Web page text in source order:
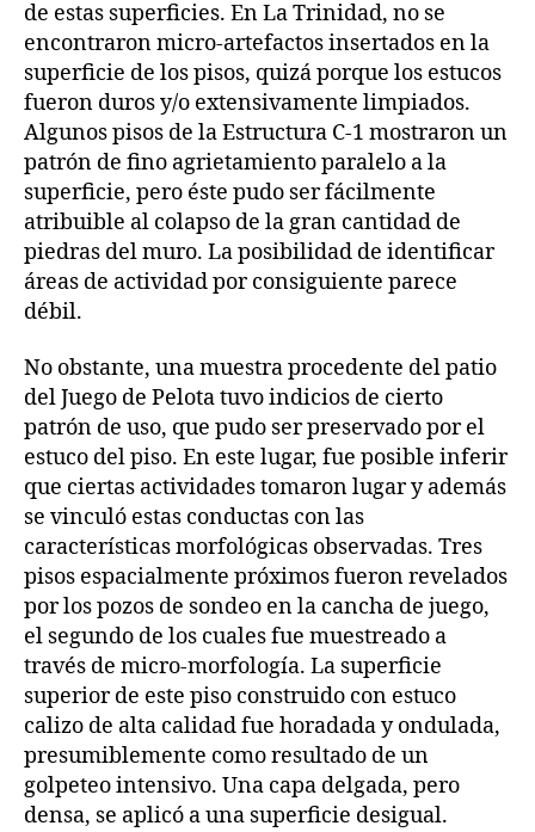
de estas superficies. En La Trinidad, no se
encontraron micro-artefactos insertados en la
superficie de los pisos, quizá porque los estucos
fueron duros y/o extensivamente limpiados.
Algunos pisos de la Estructura C-1 mostraron un
patrón de fino agrietamiento paralelo a la
superficie, pero éste pudo ser fácilmente
atribuible al colapso de la gran cantidad de
piedras del muro. La posibilidad de identificar
áreas de actividad por consiguiente parece
débil.
No obstante, una muestra procedente del patio
del Juego de Pelota tuvo indicios de cierto
patrón de uso, que pudo ser preservado por el
estuco del piso. En este lugar, fue posible inferir
que ciertas actividades tomaron lugar y además
se vinculó estas conductas con las
características morfológicas observadas. Tres
pisos espacialmente próximos fueron revelados
por los pozos de sondeo en la cancha de juego,
el segundo de los cuales fue muestreado a
través de micro-morfología. La superficie
superior de este piso construido con estuco
calizo de alta calidad fue horadada y ondulada,
presumiblemente como resultado de un
golpeteo intensivo. Una capa delgada, pero
densa, se aplicó a una superficie desigual.